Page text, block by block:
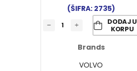
(ŠIFRA: 2735)
DODAJ U
KORPU
Brands
VOLVO